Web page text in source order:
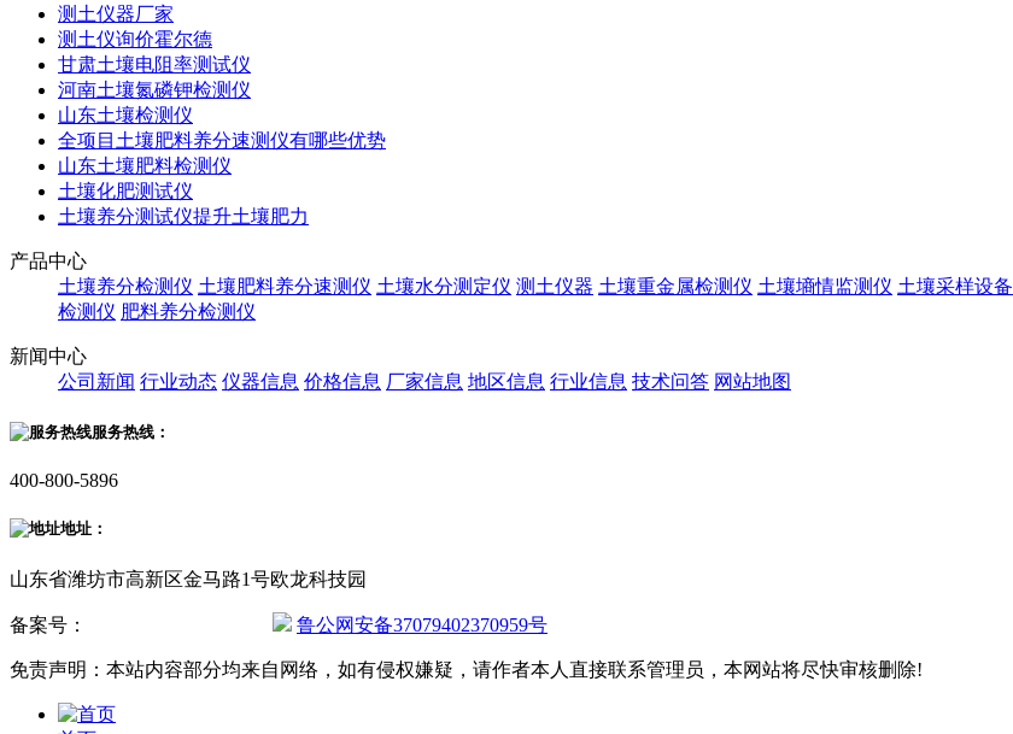
测土仪器厂家
测土仪询价霍尔德
甘肃土壤电阻率测试仪
河南土壤氮磷钾检测仪
山东土壤检测仪
全项目土壤肥料养分速测仪有哪些优势
山东土壤肥料检测仪
土壤化肥测试仪
土壤养分测试仪提升土壤肥力
产品中心
土壤养分检测仪 土壤肥料养分速测仪 土壤水分测定仪 测土仪器 土壤重金属检测仪 土壤墒情监测仪 土壤采样设备
检测仪 肥料养分检测仪
新闻中心
公司新闻 行业动态 仪器信息 价格信息 厂家信息 地区信息 行业信息 技术问答 网站地图
服务热线：
400-800-5896
地址：
山东省潍坊市高新区金马路1号欧龙科技园
备案号： 鲁公网安备37079402370959号
免责声明：本站内容部分均来自网络，如有侵权嫌疑，请作者本人直接联系管理员，本网站将尽快审核删除!